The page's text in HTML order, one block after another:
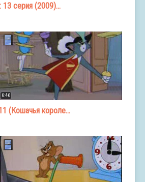
13 серия (2009)...
6:46
(Кошачья короле...